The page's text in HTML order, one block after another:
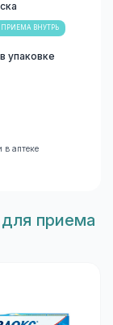
ВНУТРЬ
упаковке
в аптеке
для приема